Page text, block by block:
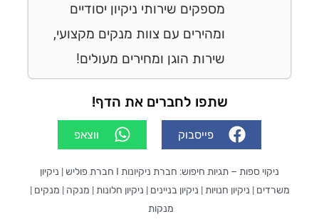
מספקים שירותי ניקיון יסודיים
ומהירים עם צוות מנקים מקצועי,
שירות הוגן ומחירים מעולים!
שתפו לחברים את הדף!
פייסבוק ווצאפ
– תגיות חיפוש: חברת ניקיונות I חברת פוליש | ניקיון
| ניקיון חנויות | ניקיון בניינים | ניקיון חלונות | מנקה | מנקים |